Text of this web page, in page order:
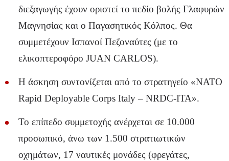
διεξαγωγής έχουν οριστεί το πεδίο βολής Γλαφυρών
Μαγνησίας και ο Παγασητικός Κόλπος. Θα
συμμετέχουν Ισπανοί Πεζοναύτες (με το
ελικοπτεροφόρο JUAN CARLOS).
Η άσκηση συντονίζεται από το στρατηγείο «NATO
Rapid Deployable Corps Italy – NRDC-ITA».
Το επίπεδο συμμετοχής ανέρχεται σε 10.000
προσωπικό, άνω των 1.500 στρατιωτικών
οχημάτων, 17 ναυτικές μονάδες (φρεγάτες,